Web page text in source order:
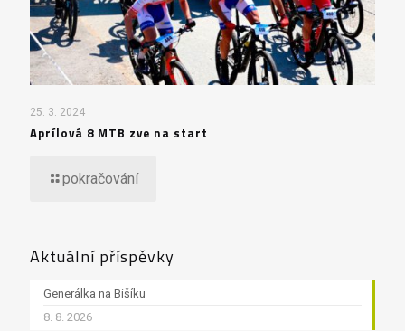
25. 3. 2024
Aprílová 8 MTB zve na start
pokračování
Aktuální příspěvky
Generálka na Bišíku
8. 8. 2026